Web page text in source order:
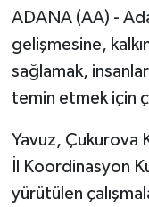
ADANA (AA) -
gelişmesine,
sağlamak,
temin etmek için
Yavuz, Çukurova
İl Koordinasyon
yürütülen